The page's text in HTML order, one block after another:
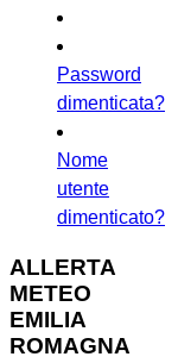
Password
dimenticata?
Nome
utente
dimenticato?
ALLERTA
METEO
EMILIA
ROMAGNA